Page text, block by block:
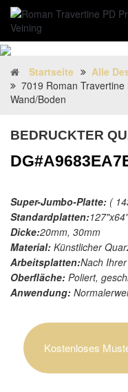
Startseite Alle
7019 Roman
Wand/Boden
BEDRUCKTER
Super-Jumbo-Platte: (
Standardplatten:127"x64"
Dicke:20mm, 30mm
Material: Künstlicher
Arbeitsplatten:Nach
Oberfläche: Poliert,
Anwendung:
Kostenloses